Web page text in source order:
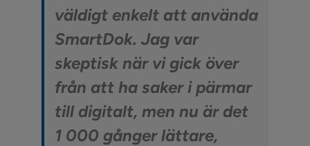
väldigt enkelt att använda
SmartDok. Jag var
skeptisk när vi gick över
från att ha saker i pärmar
till digitalt, men nu är det
1 000 gånger lättare,